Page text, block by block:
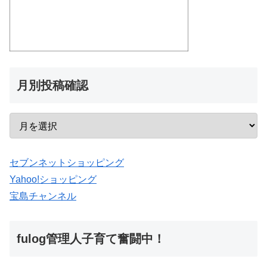
月別投稿確認
セブンネットショッピング
Yahoo!ショッピング
宝島チャンネル
fulog管理人子育て奮闘中！